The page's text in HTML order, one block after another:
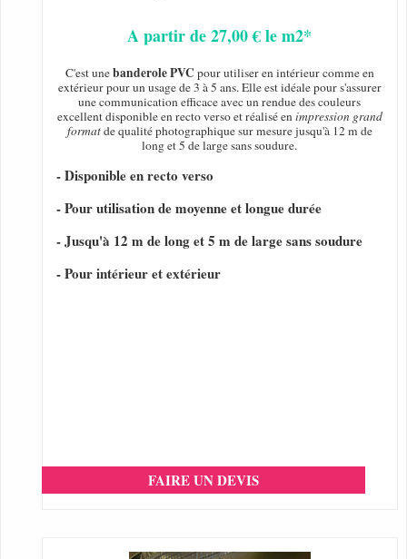
A partir de 27,00 € le m2*
C'est unebanderole PVC pour utiliser en intérieur comme en
extérieur pour un usage de 3 à 5 ans. Elle est idéale pour s'assurer
une communication efficace avec un rendue des couleurs
excellent disponible en recto verso et réalisé enimpression grand
formatde qualité photographique sur mesure jusqu'à 12 m de
long et 5 de large sans soudure.
- Disponible en recto verso
- Pour utilisation de moyenne et longue durée
- Jusqu'à 12 m de long et 5 m de large sans soudure
- Pour intérieur et extérieur
FAIRE UN DEVIS